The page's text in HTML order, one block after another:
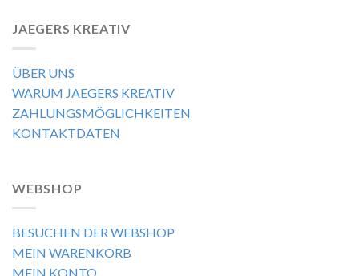
JAEGERS KREATIV
ÜBER UNS
WARUM JAEGERS KREATIV
ZAHLUNGSMÖGLICHKEITEN
KONTAKTDATEN
WEBSHOP
BESUCHEN DER WEBSHOP
MEIN WARENKORB
MEIN KONTO